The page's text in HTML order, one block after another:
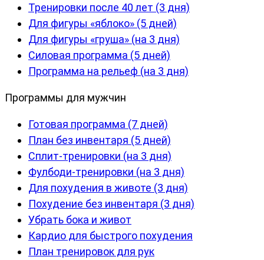
Тренировки после 40 лет (3 дня)
Для фигуры «яблоко» (5 дней)
Для фигуры «груша» (на 3 дня)
Силовая программа (5 дней)
Программа на рельеф (на 3 дня)
Программы для мужчин
Готовая программа (7 дней)
План без инвентаря (5 дней)
Сплит-тренировки (на 3 дня)
Фулбоди-тренировки (на 3 дня)
Для похудения в животе (3 дня)
Похудение без инвентаря (3 дня)
Убрать бока и живот
Кардио для быстрого похудения
План тренировок для рук